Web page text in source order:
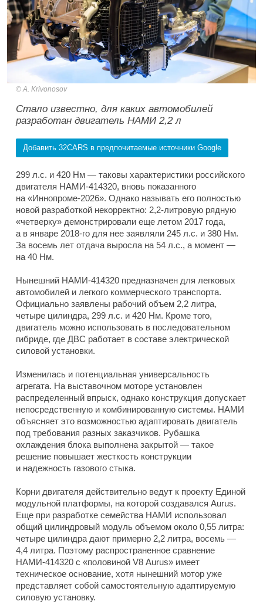
A. Krivonosov
Стало известно, для каких автомобилей
разработан двигатель НАМИ 2,2 л
Добавить 32CARS в предпочитаемые источники Google
299 л.с. и 420 Нм — таковы характеристики российского
двигателя НАМИ-414320, вновь показанного
на «Иннопроме-2026». Однако называть его полностью
новой разработкой некорректно: 2,2-литровую рядную
«четверку» демонстрировали еще летом 2017 года,
а в январе 2018-го для нее заявляли 245 л.с. и 380 Нм.
За восемь лет отдача выросла на 54 л.с., а момент —
на 40 Нм.
Нынешний НАМИ-414320 предназначен для легковых
автомобилей и легкого коммерческого транспорта.
Официально заявлены рабочий объем 2,2 литра,
четыре цилиндра, 299 л.с. и 420 Нм. Кроме того,
двигатель можно использовать в последовательном
гибриде, где ДВС работает в составе электрической
силовой установки.
Изменилась и потенциальная универсальность
агрегата. На выставочном моторе установлен
распределенный впрыск, однако конструкция допускает
непосредственную и комбинированную системы. НАМИ
объясняет это возможностью адаптировать двигатель
под требования разных заказчиков. Рубашка
охлаждения блока выполнена закрытой — такое
решение повышает жесткость конструкции
и надежность газового стыка.
Корни двигателя действительно ведут к проекту Единой
модульной платформы, на которой создавался Aurus.
Еще при разработке семейства НАМИ использовал
общий цилиндровый модуль объемом около 0,55 литра:
четыре цилиндра дают примерно 2,2 литра, восемь —
4,4 литра. Поэтому распространенное сравнение
НАМИ-414320 с «половиной V8 Aurus» имеет
техническое основание, хотя нынешний мотор уже
представляет собой самостоятельную адаптируемую
силовую установку.